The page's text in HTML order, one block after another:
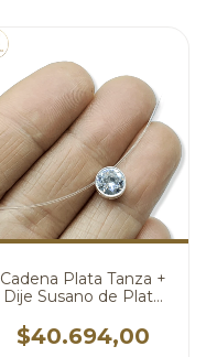
Cadena Plata Tanza +
Dije Susano de Plata
cod4419
$40.694,00